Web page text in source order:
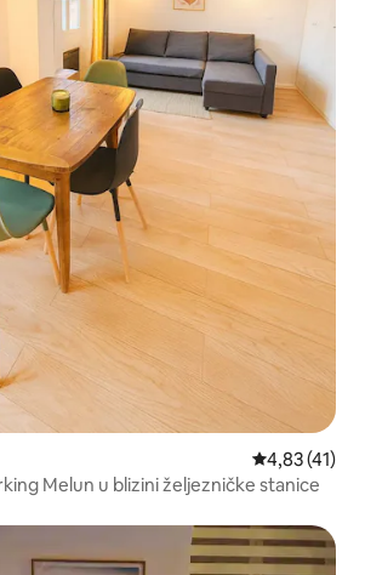
Prosječna
4,83 (41)
Melun u blizini željezničke stanice